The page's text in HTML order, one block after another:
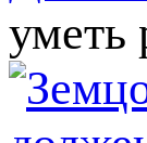
уметь